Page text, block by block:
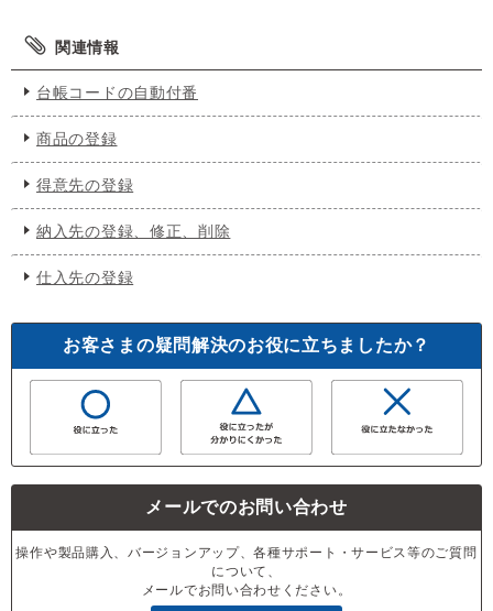
関連情報
台帳コードの自動付番
商品の登録
得意先の登録
納入先の登録、修正、削除
仕入先の登録
お客さまの疑問解決のお役に立ちましたか？
メールでのお問い合わせ
操作や製品購入、バージョンアップ、各種サポート・サービス等のご質問
について、
メールでお問い合わせください。